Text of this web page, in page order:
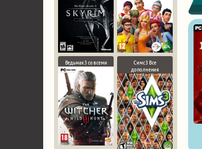
Ведьмак 3 со всеми
Симс 3 Все
дополнения